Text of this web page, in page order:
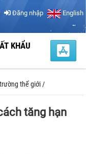
Đăng nhập English
KHẨU
thế giới /
tăng hạn